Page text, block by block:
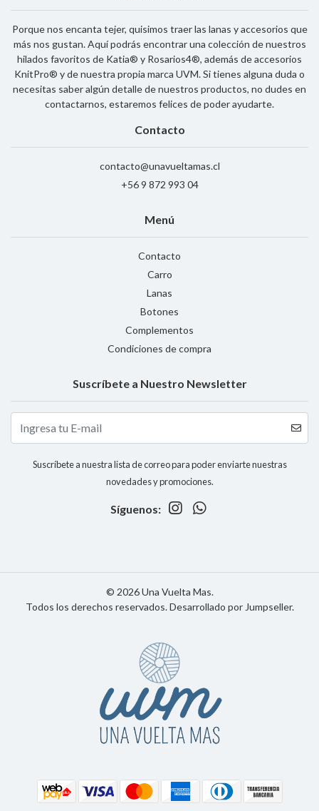
Porque nos encanta tejer, quisimos traer las lanas y accesorios que
más nos gustan. Aquí podrás encontrar una colección de nuestros
hilados favoritos de Katia® y Rosarios4®, además de accesorios
KnitPro® y de nuestra propia marca UVM. Si tienes alguna duda o
necesitas saber algún detalle de nuestros productos, no dudes en
contactarnos, estaremos felices de poder ayudarte.
Contacto
contacto@unavueltamas.cl
+56 9 872 993 04
Menú
Contacto
Carro
Lanas
Botones
Complementos
Condiciones de compra
Suscríbete a Nuestro Newsletter
Suscríbete a nuestra lista de correo para poder enviarte nuestras
novedades y promociones.
Síguenos:
© 2026 Una Vuelta Mas.
Todos los derechos reservados.Desarrollado por Jumpseller.